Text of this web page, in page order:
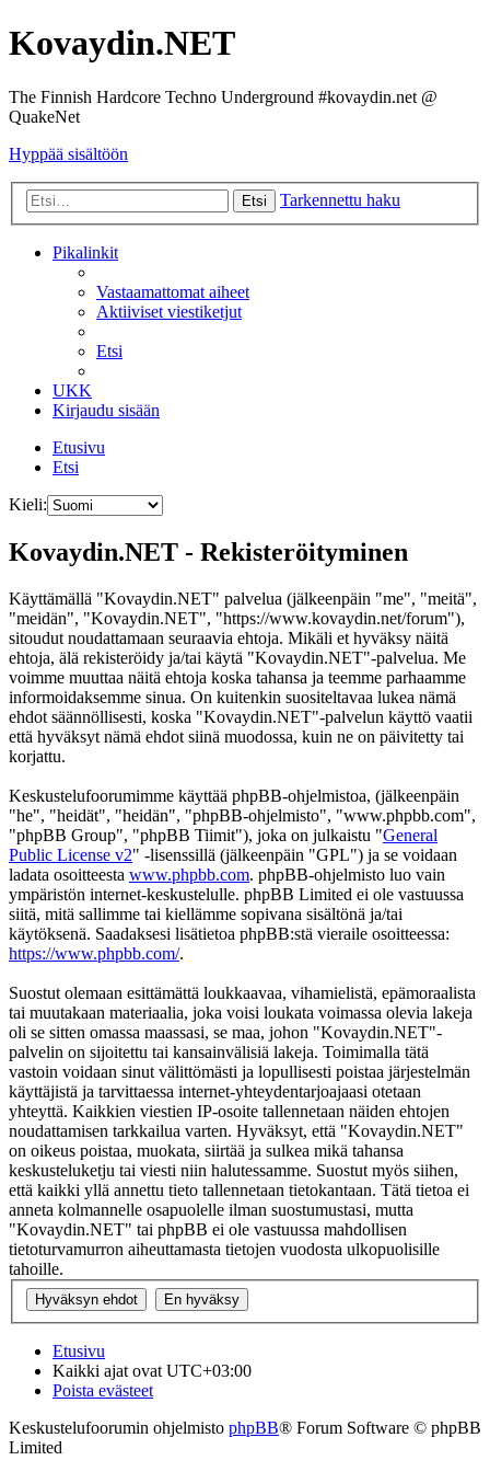
Kovaydin.NET
The Finnish Hardcore Techno Underground #kovaydin.net @
QuakeNet
Hyppää sisältöön
Etsi Tarkennettu haku
Pikalinkit
Vastaamattomat aiheet
Aktiiviset viestiketjut
Etsi
UKK
Kirjaudu sisään
Etusivu
Etsi
Kieli:
Kovaydin.NET - Rekisteröityminen
Käyttämällä "Kovaydin.NET" palvelua (jälkeenpäin "me", "meitä",
"meidän", "Kovaydin.NET", "https://www.kovaydin.net/forum"),
sitoudut noudattamaan seuraavia ehtoja. Mikäli et hyväksy näitä
ehtoja, älä rekisteröidy ja/tai käytä "Kovaydin.NET"-palvelua. Me
voimme muuttaa näitä ehtoja koska tahansa ja teemme parhaamme
informoidaksemme sinua. On kuitenkin suositeltavaa lukea nämä
ehdot säännöllisesti, koska "Kovaydin.NET"-palvelun käyttö vaatii
että hyväksyt nämä ehdot siinä muodossa, kuin ne on päivitetty tai
korjattu.
Keskustelufoorumimme käyttää phpBB-ohjelmistoa, (jälkeenpäin
"he", "heidät", "heidän", "phpBB-ohjelmisto", "www.phpbb.com",
"phpBB Group", "phpBB Tiimit"), joka on julkaistu "General
Public License v2" -lisenssillä (jälkeenpäin "GPL") ja se voidaan
ladata osoitteesta www.phpbb.com. phpBB-ohjelmisto luo vain
ympäristön internet-keskustelulle. phpBB Limited ei ole vastuussa
siitä, mitä sallimme tai kiellämme sopivana sisältönä ja/tai
käytöksenä. Saadaksesi lisätietoa phpBB:stä vieraile osoitteessa:
https://www.phpbb.com/.
Suostut olemaan esittämättä loukkaavaa, vihamielistä, epämoraalista
tai muutakaan materiaalia, joka voisi loukata voimassa olevia lakeja
oli se sitten omassa maassasi, se maa, johon "Kovaydin.NET"-
palvelin on sijoitettu tai kansainvälisiä lakeja. Toimimalla tätä
vastoin voidaan sinut välittömästi ja lopullisesti poistaa järjestelmän
käyttäjistä ja tarvittaessa internet-yhteydentarjoajaasi otetaan
yhteyttä. Kaikkien viestien IP-osoite tallennetaan näiden ehtojen
noudattamisen tarkkailua varten. Hyväksyt, että "Kovaydin.NET"
on oikeus poistaa, muokata, siirtää ja sulkea mikä tahansa
keskusteluketju tai viesti niin halutessamme. Suostut myös siihen,
että kaikki yllä annettu tieto tallennetaan tietokantaan. Tätä tietoa ei
anneta kolmannelle osapuolelle ilman suostumustasi, mutta
"Kovaydin.NET" tai phpBB ei ole vastuussa mahdollisen
tietoturvamurron aiheuttamasta tietojen vuodosta ulkopuolisille
tahoille.
Etusivu
Kaikki ajat ovat UTC+03:00
Poista evästeet
Keskustelufoorumin ohjelmisto phpBB® Forum Software © phpBB
Limited